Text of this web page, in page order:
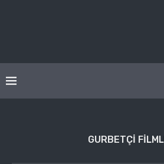
GURBETÇI